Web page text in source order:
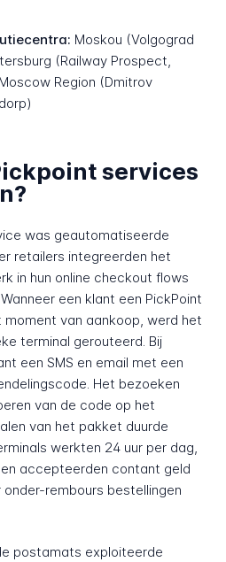
Moskou (Volgograd
(Railway Prospect,
Region (Dmitrov
services
was geautomatiseerde
retailers integreerden het
in hun online checkout flows
een klant een PickPoint
van aankoop, werd het
terminal gerouteerd. Bij
een SMS en email met een
Het bezoeken
van de code op het
van het pakket duurde
werkten 24 uur per dag,
accepteerden contant geld
rembours bestellingen
postamats exploiteerde